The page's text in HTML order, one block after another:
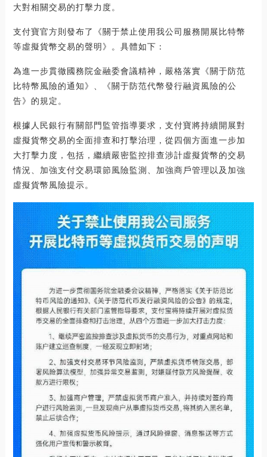
大對相關交易的打擊力度。
支付寶官方則發布了《關于禁止使用我公司服務開展比特幣
等虛擬貨幣交易的聲明》。具體如下：
為進一步貫徹國務院金融委會議精神，嚴格落實《關于防范
比特幣風險的通知》、《關于防范代幣發行融資風險的公
告》的規定。
根據人民銀行有關部門監管指導要求，支付寶將持續開展對
虛擬貨幣交易的全面排查和打擊治理，從四個方面進一步加
大打擊力度，包括，繼續嚴密監控排查涉計虛擬貨幣的交易
情況、加強支付交易環節風險監測、加強商戶管理以及加強
虛擬貨幣風險提示。